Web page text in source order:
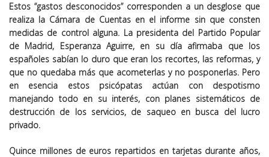
Estos “gastos desconocidos” corresponden a un desglose que
realiza la Cámara de Cuentas en el informe sin que consten
medidas de control alguna. La presidenta del Partido Popular
de Madrid, Esperanza Aguirre, en su día afirmaba que los
españoles sabían lo duro que eran los recortes, las reformas, y
que no quedaba más que acometerlas y no posponerlas. Pero
en esencia estos psicópatas actúan con despotismo
manejando todo en su interés, con planes sistemáticos de
destrucción de los servicios, de saqueo en busca del lucro
privado.
Quince millones de euros repartidos en tarjetas durante años,